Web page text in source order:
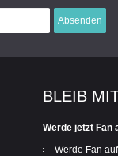
Absenden
BLEIB
Werde jetzt Fan
Werde Fan